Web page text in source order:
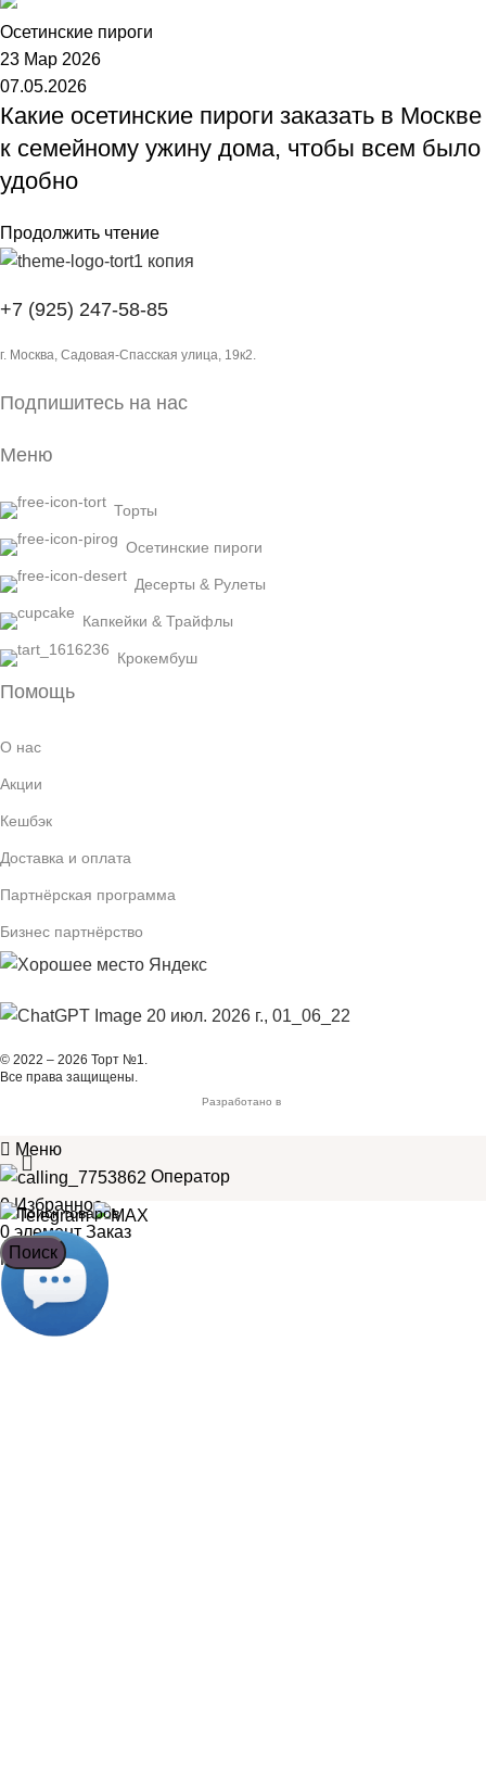
Осетинские пироги
23 Мар 2026
07.05.2026
Какие осетинские пироги заказать в Москве
к семейному ужину дома, чтобы всем было
удобно
Продолжить чтение
+7 (925) 247-58-85
г. Москва, Садовая-Спасская улица, 19к2.
Подпишитесь на нас
Меню
Торты
Осетинские пироги
Десерты & Рулеты
Капкейки & Трайфлы
Крокембуш
Помощь
О нас
Акции
Кешбэк
Доставка и оплата
Партнёрская программа
Бизнес партнёрство
© 2022 – 2026 Торт №1.
Все права защищены.
Разработано в
Поиск
Меню
Оператор
0Избранное
0элемент Заказ
Мой аккаунт